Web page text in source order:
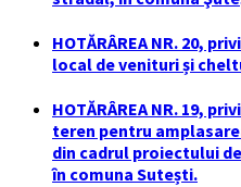
HOTĂRÂREA NR. 20,
local de venituri și
HOTĂRÂREA NR. 19,
teren pentru
din cadrul proiectului
în comuna Sutești.